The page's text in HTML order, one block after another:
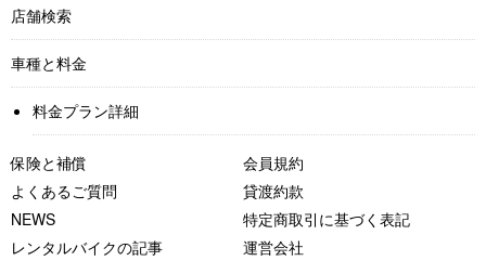
店舗検索
車種と料金
料金プラン詳細
保険と補償
よくあるご質問
NEWS
レンタルバイクの記事
会員規約
貸渡約款
特定商取引に基づく表記
運営会社